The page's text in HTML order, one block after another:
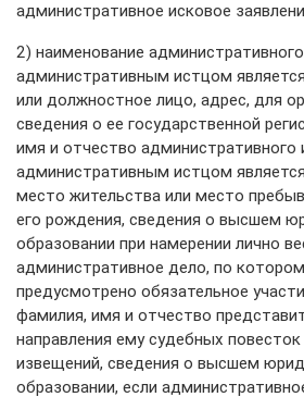
административное исковое
2) наименование
административным истцом является
или должностное лицо, адрес, для
сведения о ее государственной
имя и отчество административного
административным истцом
место жительства или место
его рождения, сведения о высшем
образовании при намерении лично
административное дело, по
предусмотрено обязательное
фамилия, имя и отчество
направления ему судебных
извещений, сведения о высшем
образовании, если